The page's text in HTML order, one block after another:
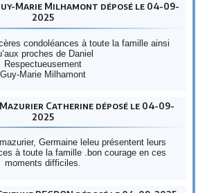
Marie Milhamont déposé le 04-09-
2025
condoléances à toute la famille ainsi
proches de Daniel
Respectueusement
Guy-Marie Milhamont
Catherine déposé le 04-09-
2025
Germaine leleu présentent leurs
à toute la famille .bon courage en ces
moments difficiles.